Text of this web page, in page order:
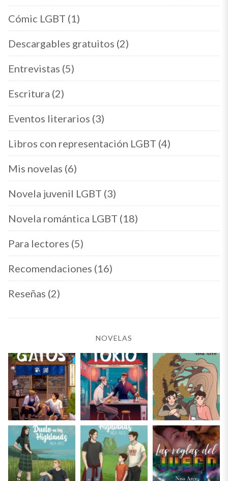
Cómic LGBT (1)
Descargables gratuitos (2)
Entrevistas (5)
Escritura (2)
Eventos literarios (3)
Libros con representación LGBT (4)
Mis novelas (6)
Novela juvenil LGBT (3)
Novela romántica LGBT (18)
Para lectores (5)
Recomendaciones (16)
Reseñas (2)
NOVELAS